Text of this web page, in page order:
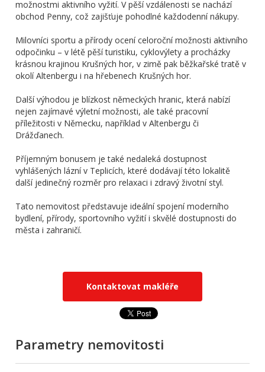
možnostmi aktivního vyžití. V pěší vzdálenosti se nachází
obchod Penny, což zajišťuje pohodlné každodenní nákupy.
Milovníci sportu a přírody ocení celoroční možnosti aktivního
odpočinku – v létě pěší turistiku, cyklovýlety a procházky
krásnou krajinou Krušných hor, v zimě pak běžkařské tratě v
okolí Altenbergu i na hřebenech Krušných hor.
Další výhodou je blízkost německých hranic, která nabízí
nejen zajímavé výletní možnosti, ale také pracovní
příležitosti v Německu, například v Altenbergu či
Drážďanech.
Příjemným bonusem je také nedaleká dostupnost
vyhlášených lázní v Teplicích, které dodávají této lokalitě
další jedinečný rozměr pro relaxaci i zdravý životní styl.
Tato nemovitost představuje ideální spojení moderního
bydlení, přírody, sportovního vyžití i skvělé dostupnosti do
města i zahraničí.
Kontaktovat makléře
Parametry nemovitosti